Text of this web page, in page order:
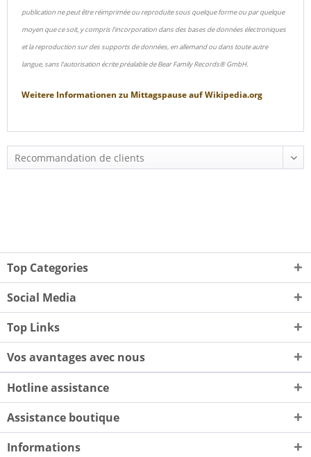
publication ne peut être réimprimée ou reproduite sous quelque forme ou par quelque
moyen que ce soit, y compris l'incorporation dans des bases de données électroniques
et la reproduction sur des supports de données, en allemand ou dans toute autre
langue, sans l'autorisation écrite préalable de Bear Family Records® GmbH.
Weitere Informationen zu MittagspauseaufWikipedia.org
Top Categories
Social Media
Top Links
Vos avantages avec nous
Hotline assistance
Assistance boutique
Informations